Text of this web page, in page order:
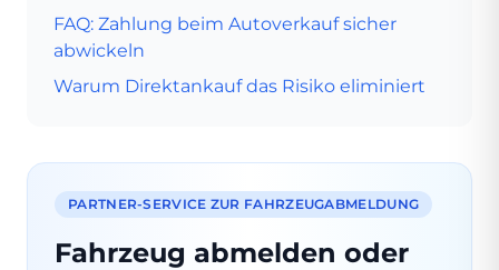
FAQ: Zahlung beim Autoverkauf sicher
abwickeln
Warum Direktankauf das Risiko eliminiert
PARTNER-SERVICE ZUR FAHRZEUGABMELDUNG
Fahrzeug abmelden oder